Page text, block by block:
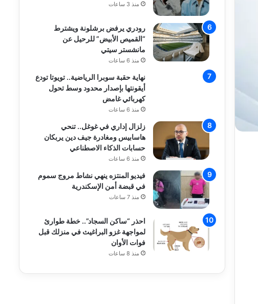
منذ 3 ساعات
رودري يرفض برشلونة ويشترط
“القميص الأبيض” للرحيل عن
مانشستر سيتي
منذ 6 ساعات
نهاية حقبة سوبرا الرياضية.. تويوتا تودع
أيقونتها بإصدار محدود وسط تحول
كهربائي غامض
منذ 6 ساعات
زلزال إداري في غوغل.. تنحي
هاسابيس ومغادرة جيف دين يربكان
حسابات الذكاء الاصطناعي
منذ 6 ساعات
فيديو المنتزه ينهي نشاط مروج سموم
في قبضة أمن الإسكندرية
منذ 7 ساعات
احذر “ساكن السجاد”.. خطة طوارئ
لمواجهة غزو البراغيث في منزلك قبل
فوات الأوان
منذ 8 ساعات